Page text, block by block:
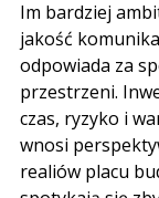
Im bardziej
jakość
odpowiada za
przestrzeni.
czas, ryzyko i
wnosi
realiów placu